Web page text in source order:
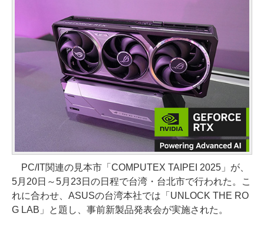
PC/IT関連の見本市「COMPUTEX TAIPEI 2025」が、
5月20日～5月23日の日程で台湾・台北市で行われた。こ
れに合わせ、ASUSの台湾本社では「UNLOCK THE RO
G LAB」と題し、事前新製品発表会が実施された。